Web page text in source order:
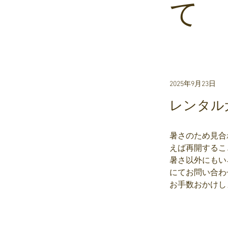
て
2025年9月23日
レンタル
暑さのため見
えば再開するこ
暑さ以外にも
にてお問い合わ
お手数おかけ